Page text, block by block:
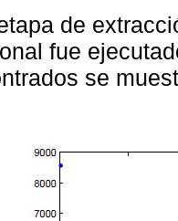
de
fue
se